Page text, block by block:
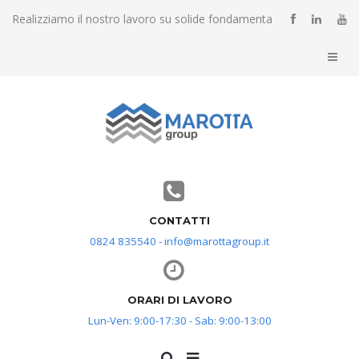
Realizziamo il nostro lavoro su solide fondamenta
CONTATTI
0824 835540 - info@marottagroup.it
ORARI DI LAVORO
Lun-Ven: 9:00-17:30 - Sab: 9:00-13:00